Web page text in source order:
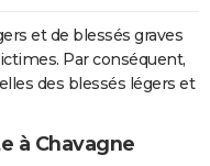
et de blessés graves
Par conséquent,
des blessés légers et
à Chavagne